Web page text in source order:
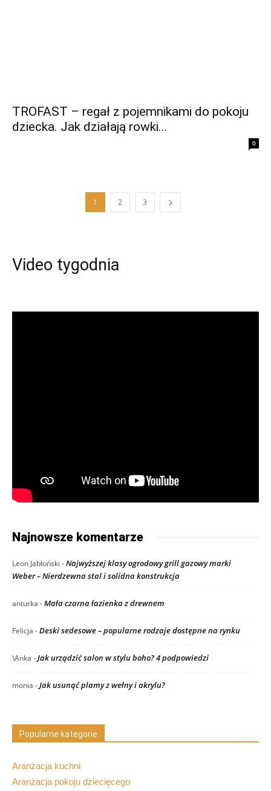
TROFAST – regał z pojemnikami do pokoju
dziecka. Jak działają rowki...
0
1 2 3
Video tygodnia
Najnowsze komentarze
Leon Jabłoński -Najwyższej klasy ogrodowy grill gazowy marki
Weber – Nierdzewna stal i solidna konstrukcja
anturka -Mała czarna łazienka z drewnem
Felicja -Deski sedesowe – popularne rodzaje dostępne na rynku
\Anka -Jak urządzić salon w stylu boho? 4 podpowiedzi
monia -Jak usunąć plamy z wełny i akrylu?
Popularne kategorie
Aranżacja kuchni
Aranżacja pokoju dziecięcego